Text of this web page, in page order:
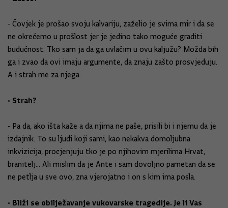
- Čovjek je prošao svoju kalvariju, zaželio je svima mir i da se
ne okrećemo u prošlost jer je jedino tako moguće graditi
budućnost. Tko sam ja da ga uvlačim u ovu kaljužu? Možda bih
ga i zvao da ovi imaju argumente, da znaju zašto prosvjeduju.
A i strah me za njega.
• Strah?
- Pa da, ako išta kaže a da njima ne paše, prisili bi i njemu da je
izdajnik. To su ljudi koji sami, kao nekakva domoljubna
inkvizicija, procjenjuju tko je po njihovim mjerilima Hrvat,
branitelj... Ali mislim da je Ante i sam dovoljno pametan da se
ne petlja u sve ovo, zna vjerojatno i on s kim ima posla.
• Bliži se obilježavanje vukovarske tragedije. Je li Vas